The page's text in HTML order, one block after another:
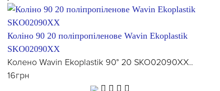
Коліно 90 20 поліпропіленове Wavin Ekoplastik
SKO02090XX
Колено Wavin Ekoplastik 90° 20 SKO02090XX..
16грн